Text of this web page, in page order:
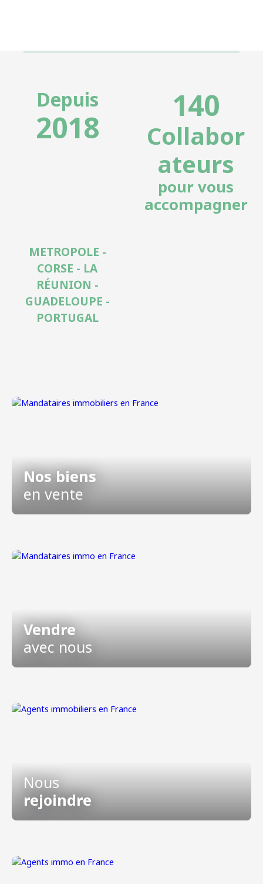
Depuis
2018
140
Collabor
ateurs
pour vous
accompagner
METROPOLE -
CORSE - LA
RÉUNION -
GUADELOUPE -
PORTUGAL
Nos biens
en vente
Vendre
avec nous
Nous
rejoindre